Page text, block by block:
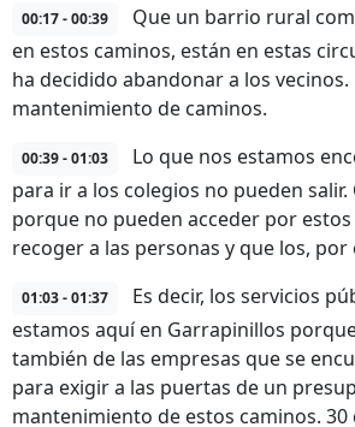
00:17 - 00:39
Que un barrio rural
en estos caminos, están en estas
ha decidido abandonar a los
mantenimiento de caminos.
00:39 - 01:03
Lo que nos estamos
para ir a los colegios no pueden
porque no pueden acceder por
recoger a las personas y que los,
01:03 - 01:37
Es decir, los servicios
estamos aquí en Garrapinillos
también de las empresas que se
para exigir a las puertas de un
mantenimiento de estos caminos.